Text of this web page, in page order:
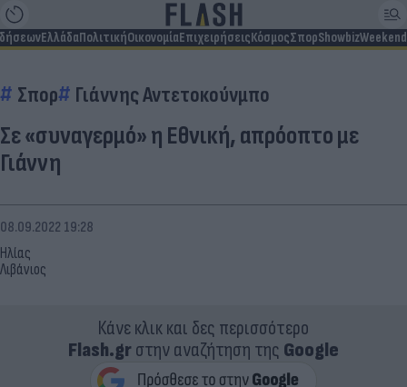
ΕλλάδαΠολιτικήΟικονομίαΕπιχειρήσειςΚόσμοςΣπορShowbizWeekend
Σπορ Γιάννης Αντετοκούνμπο
Σε «συναγερμό» η Εθνική, απρόοπτο με
Γιάννη
Ηλίας
Λιβάνιος
08.09.2022 19:28
Κάνε κλικ και δες περισσότερο
Flash.grστην αναζήτηση της Google